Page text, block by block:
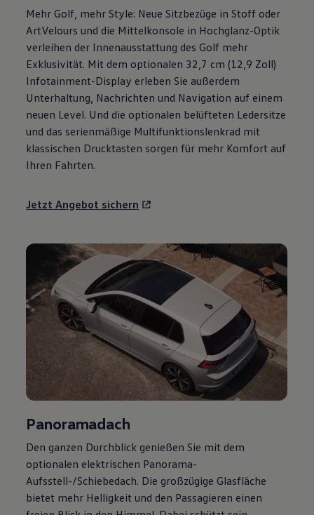
Mehr Golf , mehr Style: Neue Sitzbezüge in Stoff oder
ArtVelours und die Mittelkonsole in Hochglanz-Optik
verleihen der Innenausstattung des Golf mehr
Exklusivität. Mit dem optionalen 32,7 cm (12,9 Zoll)
Infotainment-Display erleben Sie außerdem
Unterhaltung, Nachrichten und Navigation auf einem
neuen Level. Und die optionalen belüfteten Ledersitze
und das serienmäßige Multifunktionslenkrad mit
klassischen Drucktasten sorgen für mehr Komfort auf
Ihren Fahrten.
Jetzt Angebot sichern
Panoramadach
Den ganzen Durchblick genießen Sie mit dem
optionalen elektrischen Panorama-
Aufsstell-/Schiebedach. Die großzügige Glasfläche
bietet mehr Helligkeit und den Passagieren einen